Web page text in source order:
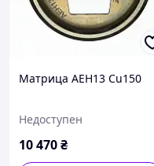
Матрица AEH13 Cu150
Недоступен
10 470₴